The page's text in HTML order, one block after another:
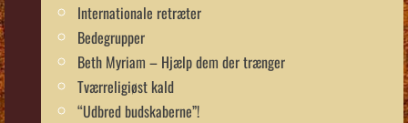
Internationale retræter
Bedegrupper
Beth Myriam – Hjælp dem der trænger
Tværreligiøst kald
“Udbred budskaberne”!